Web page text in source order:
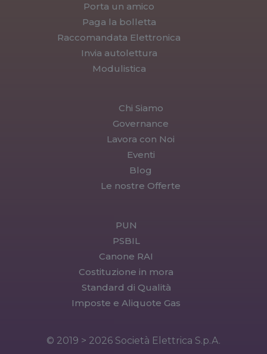
Porta un amico
Paga la bolletta
Raccomandata Elettronica
Invia autolettura
Modulistica
Chi Siamo
Governance
Lavora con Noi
Eventi
Blog
Le nostre Offerte
PUN
PSBIL
Canone RAI
Costituzione in mora
Standard di Qualità
Imposte e Aliquote Gas
© 2019 > 2026 Società Elettrica S.p.A.